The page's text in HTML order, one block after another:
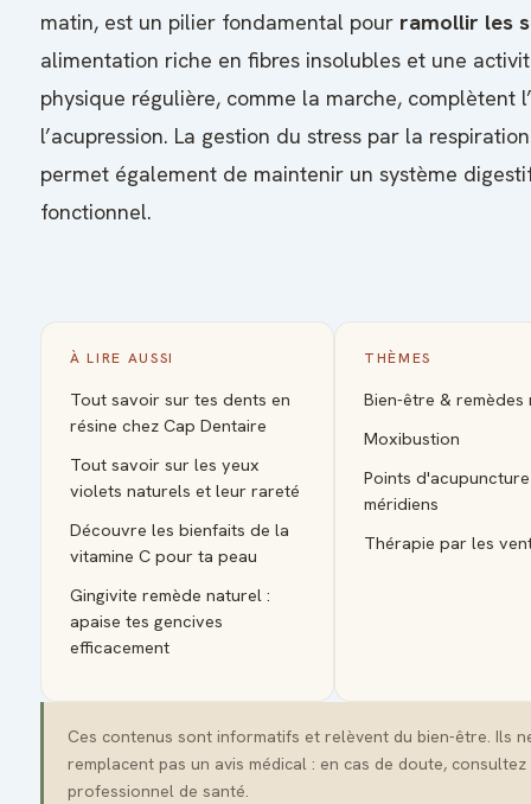
matin, est un pilier fondamental pour ramollir les
alimentation riche en fibres insolubles et une
physique régulière, comme la marche, complètent
l’acupression. La gestion du stress par la
permet également de maintenir un système
fonctionnel.
À LIRE AUSSI
Tout savoir sur tes dents en
résine chez Cap Dentaire
Tout savoir sur les yeux
violets naturels et leur rareté
Découvre les bienfaits de la
vitamine C pour ta peau
Gingivite remède naturel :
apaise tes gencives
efficacement
THÈMES
Bien-être & remèdes
Moxibustion
Points
méridiens
Thérapie par les
Ces contenus sont informatifs et relèvent du bien-être. Ils
remplacent pas un avis médical : en cas de doute, consultez
professionnel de santé.